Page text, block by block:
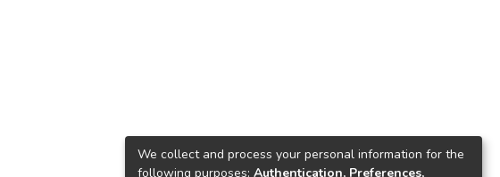
We collect and process your personal information for the
following purposes: Authentication, Preferences,